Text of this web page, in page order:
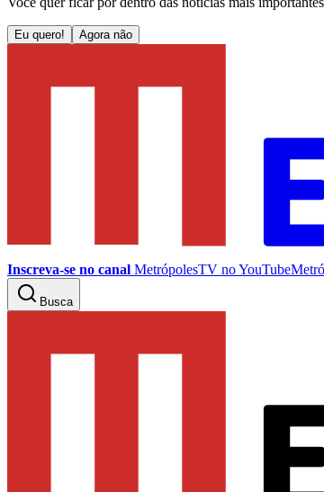
Eu quero! Agora não
Inscreva-se no canal MetrópolesTV noYouTube
Busca